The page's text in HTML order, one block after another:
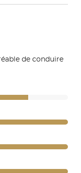
de conduire